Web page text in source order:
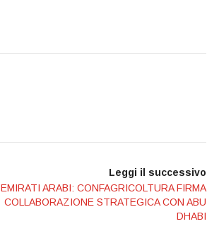
Leggi il successivo
EMIRATI ARABI: CONFAGRICOLTURA FIRMA
COLLABORAZIONE STRATEGICA CON ABU
DHABI